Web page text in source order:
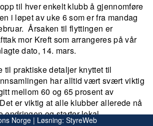
til hver enkelt klubb å gjennomføre
i løpet av uke 6 som er fra mandag
Årsaken til flyttingen er
mor Kreft som arrangeres på vår
dato, 14. mars.
til praktiske detaljer knyttet til
har alltid vært svært viktig
mellom 60 og 65 prosent av
er viktig at alle klubber allerede nå
endringen og starter lokal
Norge | Løsning: StyreWeb